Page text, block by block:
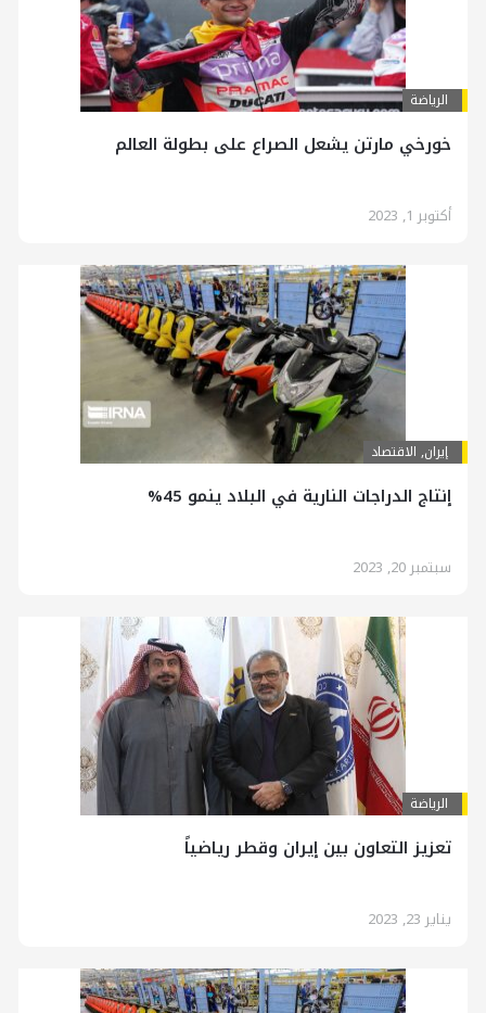
الرياضة
خورخي مارتن يشعل الصراع على بطولة العالم
أكتوبر 1, 2023
إيران, الاقتصاد
إنتاج الدراجات النارية في البلاد ينمو 45%
سبتمبر 20, 2023
الرياضة
تعزيز التعاون بين إيران وقطر رياضياً
يناير 23, 2023